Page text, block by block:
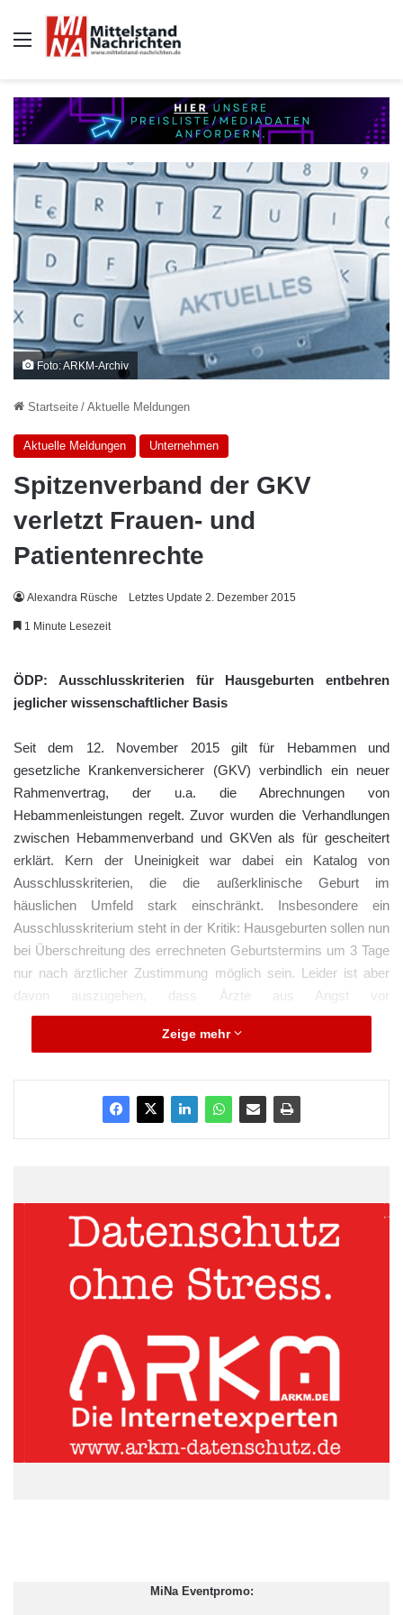
Auswahl
Foto: ARKM-Archiv
Startseite / Aktuelle Meldungen
Aktuelle Meldungen Unternehmen
Spitzenverband der GKV
verletzt Frauen- und
Patientenrechte
Alexandra Rüsche Letztes Update 2. Dezember 2015
1 Minute Lesezeit
ÖDP: Ausschlusskriterien für Hausgeburten entbehren
jeglicher wissenschaftlicher Basis
Seit dem 12. November 2015 gilt für Hebammen und
gesetzliche Krankenversicherer (GKV) verbindlich ein neuer
Rahmenvertrag, der u.a. die Abrechnungen von
Hebammenleistungen regelt. Zuvor wurden die Verhandlungen
zwischen Hebammenverband und GKVen als für gescheitert
erklärt. Kern der Uneinigkeit war dabei ein Katalog von
Ausschlusskriterien, die die außerklinische Geburt im
häuslichen Umfeld stark einschränkt. Insbesondere ein
Ausschlusskriterium steht in der Kritik: Hausgeburten sollen nun
bei Überschreitung des errechneten Geburtstermins um 3 Tage
nur nach ärztlicher Zustimmung möglich sein. Leider ist aber
davon auszugehen, dass Ärzte aus Angst vor
haftungsrechtlichen Folgen diese Zustimmung nicht geben
werden, auch wenn es für die Frau unbedenklich wäre.
„Diese Vorgehensweise ist ein massiver Eingriff in das
Berufsrecht der Hebammen!“, sagt dazu die ÖDP-Politikerin
geboren werden. „Diese Regelung betrifft einen großen Teil der
Schwangeren und behindert massiv deren Wahlfreiheit!“, so
Hofner. „Das von der GKV aufgestellte Kriterium ist völlig
willkürlich gewählt und entbehrt jeglicher wissenschaftlicher
sondern greift auch massiv in das Selbstbestimmungsrecht der
Frauen ein (Art. 2 Abs. 1 GG). Auch sind laut EU-Recht
(Tschernovsky-Urteil) alle EU-Mitgliedsstaaten dazu verpflichtet
eine freie Wahl des Geburtsortes und der Geburtsbegleitung zu
gewährleisten“, ergänzt Franziska Kliemt, bundespolitische
Sprecherin der ÖDP zum Thema Schwangerschaft & Geburt
Zeige mehr
MiNa Eventpromo: